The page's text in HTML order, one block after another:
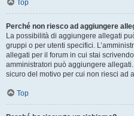
Top
Perché non riesco ad aggiungere
La possibilità di aggiungere allegati
gruppi o per utenti specifici.
allegati per il forum in cui stai
amministratori può aggiungere
sicuro del motivo per cui non riesci ad
Top